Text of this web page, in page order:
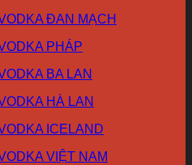
ĐAN MẠCH
PHÁP
BA LAN
HÀ LAN
ICELAND
VIỆT NAM